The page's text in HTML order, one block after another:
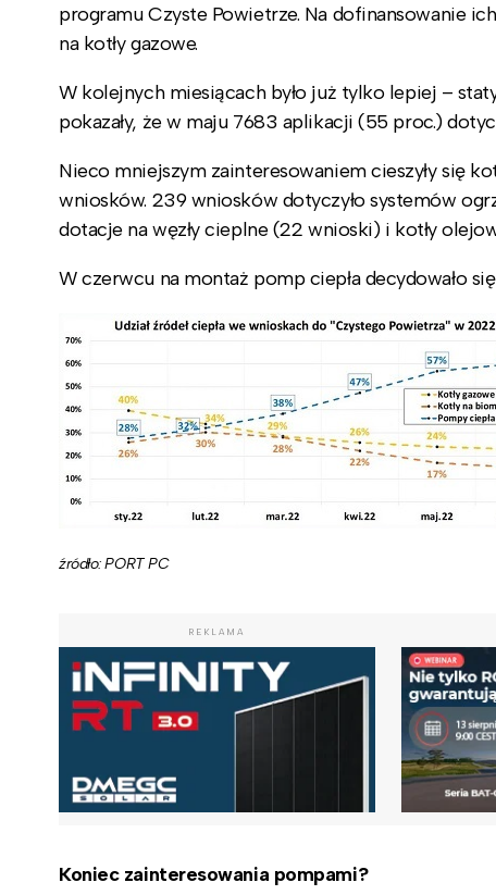
programu Czyste Powietrze. Na dofinansowanie
na kotły gazowe.
W kolejnych miesiącach było już tylko lepiej –
pokazały, że w maju 7683 aplikacji (55 proc.)
Nieco mniejszym zainteresowaniem cieszyły się
wniosków. 239 wniosków dotyczyło systemów
dotacje na węzły cieplne (22 wnioski) i kotły
W czerwcu na montaż pomp ciepła decydowało
źródło: PORT PC
REKLAMA
Koniec zainteresowania pompami?